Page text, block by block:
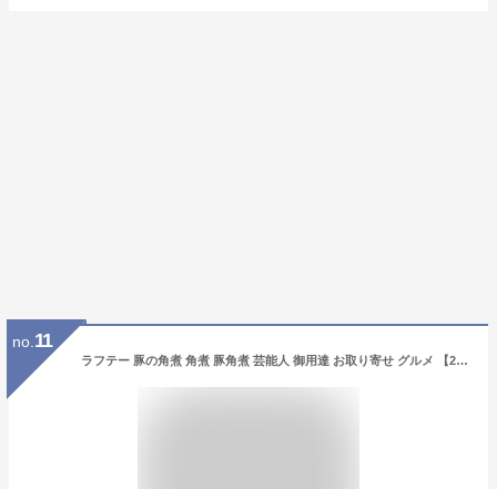
no. 11
ラフテー 豚の角煮 角煮 豚角煮 芸能人 御用達 お取り寄せ グルメ 【200g/2人前】